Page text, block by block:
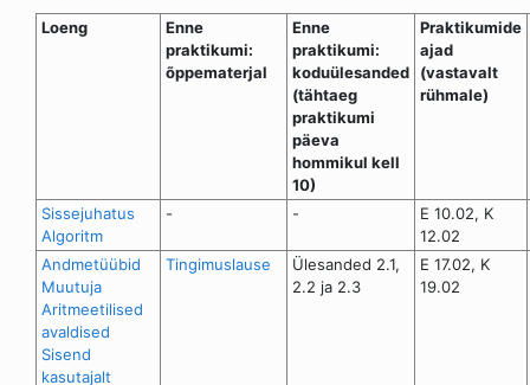
Loeng
Enne
praktikumi:
õppematerjal
Enne
praktikumi:
koduülesanded
(tähtaeg
praktikumi
päeva
hommikul kell
10)
Praktikumide
ajad
(vastavalt
rühmale)
Sissejuhatus
Algoritm
- -
E 10.02, K
12.02
Andmetüübid
Muutuja
Aritmeetilised
avaldised
Sisend
kasutajalt
Tingimuslause
Ülesanded 2.1,
2.2 ja 2.3
E 17.02, K
19.02